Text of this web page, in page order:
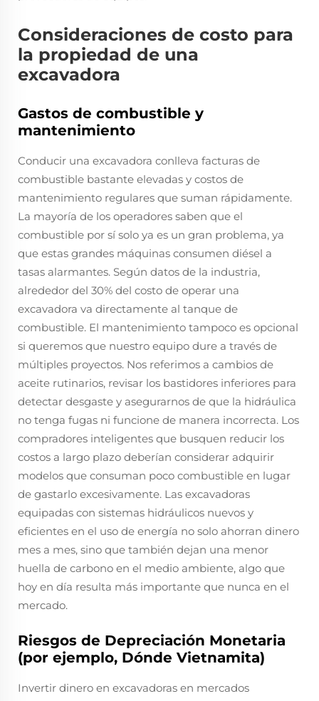
Consideraciones de costo para
la propiedad de una
excavadora
Gastos de combustible y
mantenimiento
Conducir una excavadora conlleva facturas de
combustible bastante elevadas y costos de
mantenimiento regulares que suman rápidamente.
La mayoría de los operadores saben que el
combustible por sí solo ya es un gran problema, ya
que estas grandes máquinas consumen diésel a
tasas alarmantes. Según datos de la industria,
alrededor del 30% del costo de operar una
excavadora va directamente al tanque de
combustible. El mantenimiento tampoco es opcional
si queremos que nuestro equipo dure a través de
múltiples proyectos. Nos referimos a cambios de
aceite rutinarios, revisar los bastidores inferiores para
detectar desgaste y asegurarnos de que la hidráulica
no tenga fugas ni funcione de manera incorrecta. Los
compradores inteligentes que busquen reducir los
costos a largo plazo deberían considerar adquirir
modelos que consuman poco combustible en lugar
de gastarlo excesivamente. Las excavadoras
equipadas con sistemas hidráulicos nuevos y
eficientes en el uso de energía no solo ahorran dinero
mes a mes, sino que también dejan una menor
huella de carbono en el medio ambiente, algo que
hoy en día resulta más importante que nunca en el
mercado.
Riesgos de Depreciación Monetaria
(por ejemplo, Dónde Vietnamita)
Invertir dinero en excavadoras en mercados